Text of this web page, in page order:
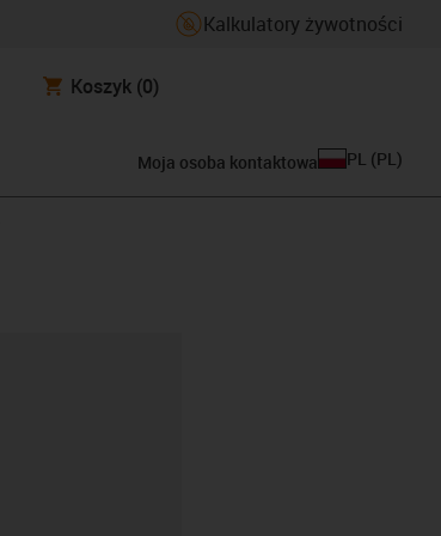
Kalkulatory żywotności
Koszyk (0)
Moja osoba kontaktowa PL (PL )